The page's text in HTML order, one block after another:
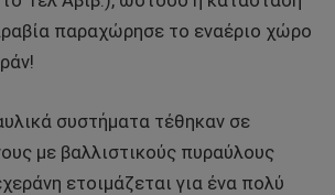
παραχώρησε το εναέριο χώρο
συστήματα τέθηκαν σε
με βαλλιστικούς πυραύλους
ετοιμάζεται για ένα πολύ